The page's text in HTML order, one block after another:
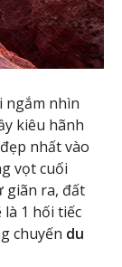
ngắm nhìn
kiêu hãnh
nhất vào
vọt cuối
giãn ra, đất
1 hối tiếc
chuyến du